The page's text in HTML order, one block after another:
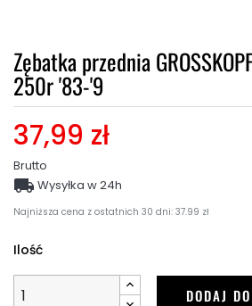
Zębatka przednia
250r '83-'9
37,99 zł
Brutto
Najniższa cena z ostatnich 30 dni: 37.99 zł
 Wysyłka w 24h
Ilość
DODAJ